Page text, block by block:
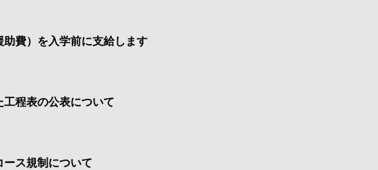
費）を入学前に支給します
工程表の公表について
ス規制について